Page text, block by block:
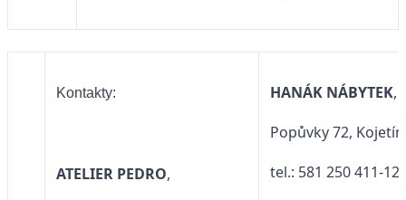
Kontakty:
ATELIER PEDRO,
HANÁK NÁBYTEK,
Popůvky 72,
tel.: 581 250 411-12,